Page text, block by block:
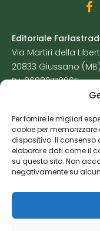
Per fornire le migliori
cookie per
dispositivo. Il consenso
elaborare dati come il
su questo sito. Non
negativamente su
Editoriale
Via Martiri della
20833 Giussano (MB)
P.I. 06982770965
Cookie Policy
Risorse Aggiuntive